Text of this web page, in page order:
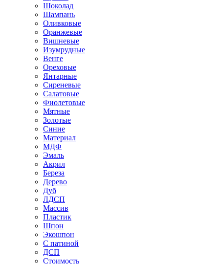
Шоколад
Шампань
Оливковые
Оранжевые
Вишневые
Изумрудные
Венге
Ореховые
Янтарные
Сиреневые
Салатовые
Фиолетовые
Мятные
Золотые
Синие
Материал
МДФ
Эмаль
Акрил
Береза
Дерево
Дуб
ЛДСП
Массив
Пластик
Шпон
Экошпон
С патиной
ДСП
Стоимость